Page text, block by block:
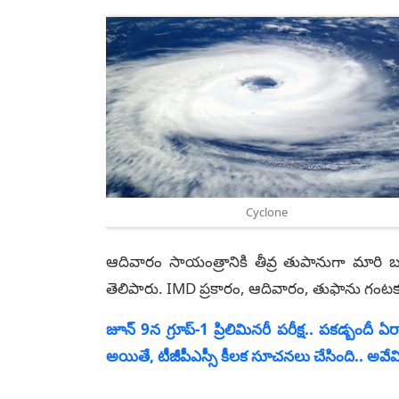
Cyclone
ఆదివారం సాయంత్రానికి తీవ్ర తుపానుగా మారి
తెలిపారు. IMD ప్రకారం, ఆదివారం, తుఫాను
జూన్ 9న గ్రూప్-1 ప్రిలిమినరీ పరీక్ష.. పకడ్బందీ
అయితే, టీజీపీఎస్సీ కీలక సూచనలు చేసింది..